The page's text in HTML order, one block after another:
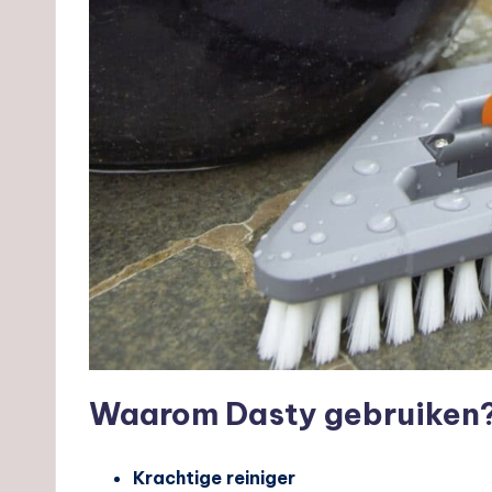
Waarom Dasty
Krachtige reiniger